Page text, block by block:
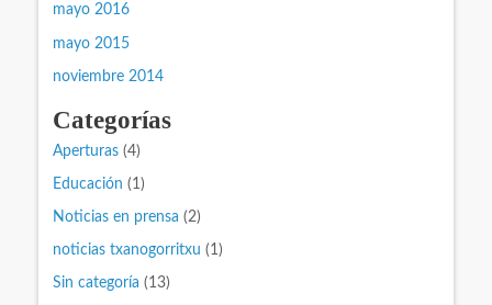
mayo 2016
mayo 2015
noviembre 2014
Categorías
Aperturas (4)
Educación (1)
Noticias en prensa (2)
noticias txanogorritxu (1)
Sin categoría (13)